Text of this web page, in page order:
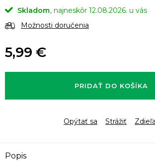
Skladom
12.08.2026.
Možnosti doručenia
5,99 €
cena:
PRIDAŤ DO KOŠÍKA
Opýtať sa Strážiť
Popis